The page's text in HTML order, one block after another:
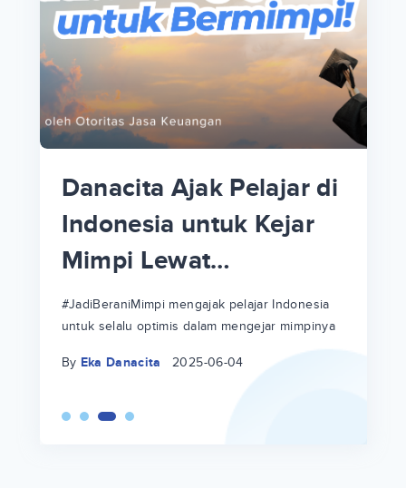
Danacita Ajak Pelajar di
Indonesia untuk Kejar
Mimpi Lewat
#JadiBeraniMimpi
#JadiBeraniMimpi mengajak pelajar Indonesia
untuk selalu optimis dalam mengejar mimpinya
By Eka Danacita 2025-06-04